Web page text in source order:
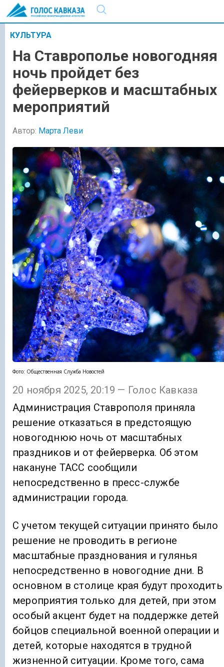
КУЛЬТУРА
На Ставрополье новогодняя
ночь пройдет без
фейерверков и масштабных
мероприятий
Автор: Марта Леви
Фото: Общественная Служба Новостей
20 ноября 2025, 20:19 — Голос Кавказа
Администрация Ставрополя приняла
решение отказаться в предстоящую
новогоднюю ночь от масштабных
праздников и от фейерверка. Об этом
накануне ТАСС сообщили
непосредственно в пресс-службе
администрации города.
С учетом текущей ситуации принято было
решение не проводить в регионе
масштабные празднования и гулянья
непосредственно в новогодние дни. В
основном в столице края будут проходить
мероприятия только для детей, при этом
особый акцент будет на поддержке детей
бойцов специальной военной операции и
детей, которые находятся в трудной
жизненной ситуации. Кроме того, сама